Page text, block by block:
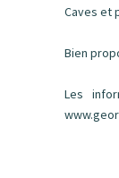
Caves et
Bien
Les